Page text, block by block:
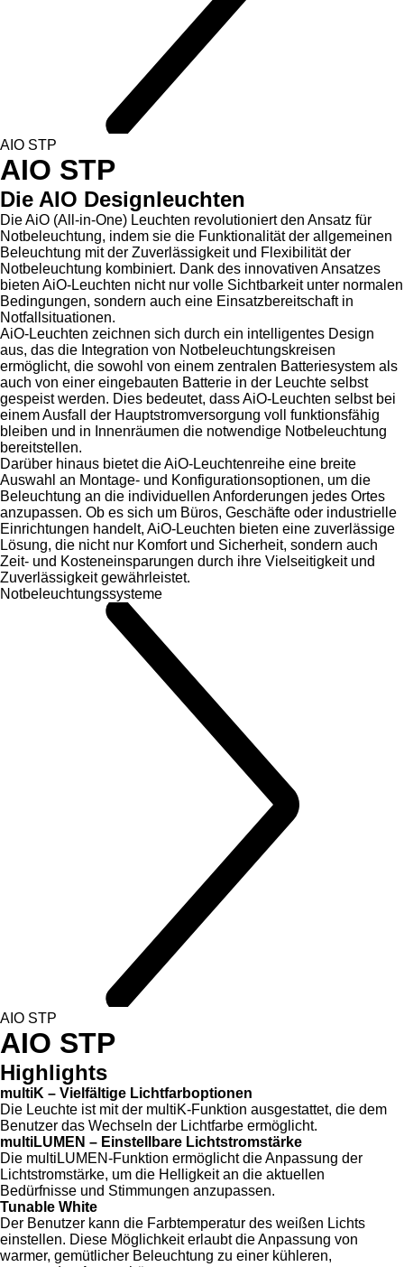
AIO STP
AIO STP
Die AIO Designleuchten
Die AiO (All-in-One) Leuchten revolutioniert den Ansatz für
Notbeleuchtung, indem sie die Funktionalität der allgemeinen
Beleuchtung mit der Zuverlässigkeit und Flexibilität der
Notbeleuchtung kombiniert. Dank des innovativen Ansatzes
bieten AiO-Leuchten nicht nur volle Sichtbarkeit unter normalen
Bedingungen, sondern auch eine Einsatzbereitschaft in
Notfallsituationen.
AiO-Leuchten zeichnen sich durch ein intelligentes Design
aus, das die Integration von Notbeleuchtungskreisen
ermöglicht, die sowohl von einem zentralen Batteriesystem als
auch von einer eingebauten Batterie in der Leuchte selbst
gespeist werden. Dies bedeutet, dass AiO-Leuchten selbst bei
einem Ausfall der Hauptstromversorgung voll funktionsfähig
bleiben und in Innenräumen die notwendige Notbeleuchtung
bereitstellen.
Darüber hinaus bietet die AiO-Leuchtenreihe eine breite
Auswahl an Montage- und Konfigurationsoptionen, um die
Beleuchtung an die individuellen Anforderungen jedes Ortes
anzupassen. Ob es sich um Büros, Geschäfte oder industrielle
Einrichtungen handelt, AiO-Leuchten bieten eine zuverlässige
Lösung, die nicht nur Komfort und Sicherheit, sondern auch
Zeit- und Kosteneinsparungen durch ihre Vielseitigkeit und
Zuverlässigkeit gewährleistet.
Notbeleuchtungssysteme
AIO STP
AIO STP
Highlights
multiK – Vielfältige Lichtfarboptionen
Die Leuchte ist mit der multiK-Funktion ausgestattet, die dem
Benutzer das Wechseln der Lichtfarbe ermöglicht.
multiLUMEN – Einstellbare Lichtstromstärke
Die multiLUMEN-Funktion ermöglicht die Anpassung der
Lichtstromstärke, um die Helligkeit an die aktuellen
Bedürfnisse und Stimmungen anzupassen.
Tunable White
Der Benutzer kann die Farbtemperatur des weißen Lichts
einstellen. Diese Möglichkeit erlaubt die Anpassung von
warmer, gemütlicher Beleuchtung zu einer kühleren,